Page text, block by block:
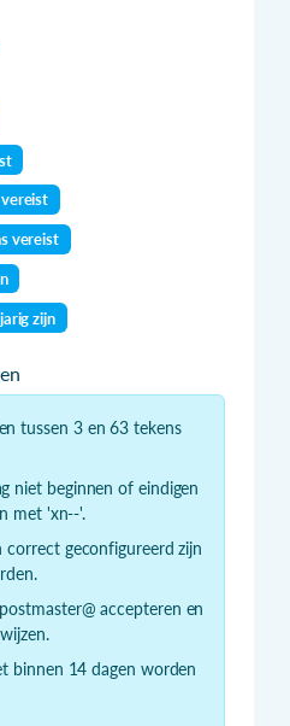
vereist
zijn
tussen 3 en 63 tekens
niet beginnen of eindigen
met 'xn--'.
correct geconfigureerd zijn
accepteren en
binnen 14 dagen worden